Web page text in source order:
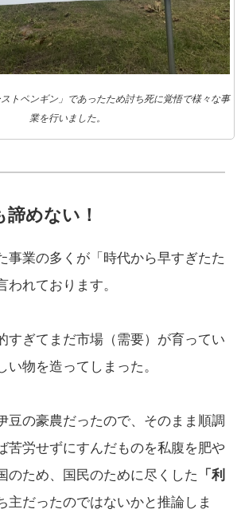
トペンギン」であったため討ち死に覚悟で様々な事
業を行いました。
めない！
事業の多くが「時代から早すぎたた
われております。
すぎてまだ市場（需要）が育ってい
い物を造ってしまった。
豆の豪農だったので、そのまま順調
苦労せずにすんだものを私腹を肥や
のため、国民のために尽くした
「利
主だったのではないかと推論しま